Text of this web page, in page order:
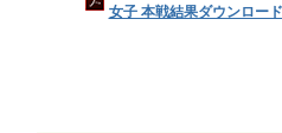
女子 本戦結果ダウンロード